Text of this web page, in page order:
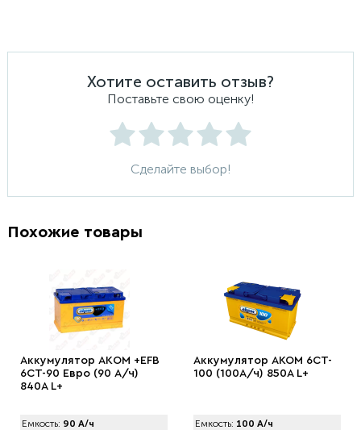
Хотите оставить отзыв?
Поставьте свою оценку!
Сделайте выбор!
Похожие товары
Аккумулятор AКOM +EFB
6CT-90 Евро (90 А/ч)
840А L+
Емкость: 90 А/ч
Аккумулятор AKOM 6CT-
100 (100А/ч) 850А L+
Емкость: 100 А/ч